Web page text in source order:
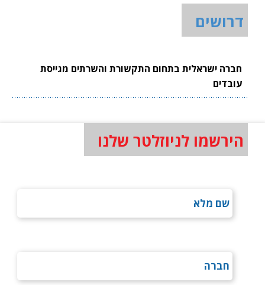
דרושים
חברה ישראלית בתחום התקשורת והשרתים מגייסת
עובדים
הירשמו לניוזלטר שלנו